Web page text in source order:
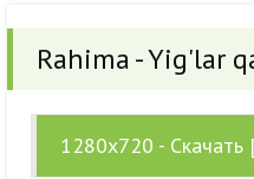
Rahima - Yig'lar
1280x720 - Скачать